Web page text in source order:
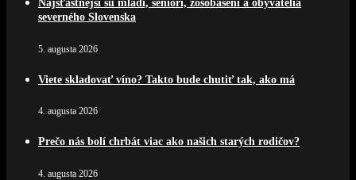
Najšťastnejší sú mladí, seniori, zosobášení a obyvatelia
severného Slovenska
5. augusta 2026
Viete skladovať víno? Takto bude chutiť tak, ako má
4. augusta 2026
Prečo nás bolí chrbát viac ako našich starých rodičov?
4. augusta 2026